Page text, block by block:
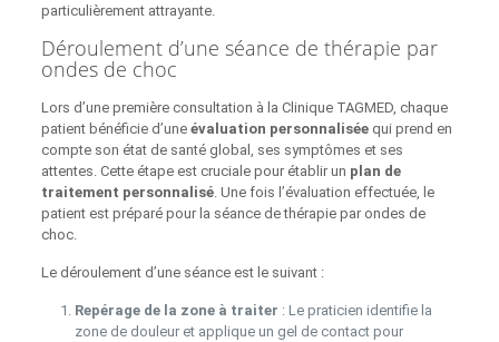
particulièrement attrayante.
Déroulement d’une séance de thérapie par
ondes de choc
Lors d’une première consultation à la Clinique TAGMED, chaque
patient bénéficie d’une évaluation personnaliséequi prend en
compte son état de santé global, ses symptômes et ses
attentes. Cette étape est cruciale pour établir un plan de
traitement personnalisé. Une fois l’évaluation effectuée, le
patient est préparé pour la séance de thérapie par ondes de
choc.
Le déroulement d’une séance est le suivant :
Repérage de la zone à traiter : Le praticien identifie la
zone de douleur et applique un gel de contact pour